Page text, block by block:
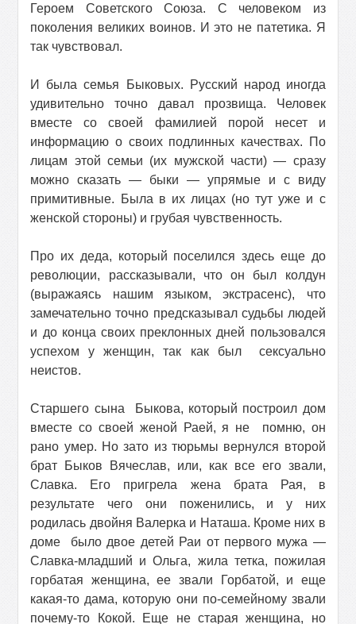
Героем Советского Союза. С человеком из
поколения великих воинов. И это не патетика. Я
так чувствовал.
И была семья Быковых. Русский народ иногда
удивительно точно давал прозвища. Человек
вместе со своей фамилией порой несет и
информацию о своих подлинных качествах. По
лицам этой семьи (их мужской части) — сразу
можно сказать — быки — упрямые и с виду
примитивные. Была в их лицах (но тут уже и с
женской стороны) и грубая чувственность.
Про их деда, который поселился здесь еще до
революции, рассказывали, что он был колдун
(выражаясь нашим языком, экстрасенс), что
замечательно точно предсказывал судьбы людей
и до конца своих преклонных дней пользовался
успехом у женщин, так как был
сексуально
неистов.
Старшего сына
Быкова, который построил дом
вместе со своей женой Раей, я не
помню, он
рано умер. Но зато из тюрьмы вернулся второй
брат Быков Вячеслав, или, как все его звали,
Славка. Его пригрела жена брата Рая, в
результате чего они поженились, и у них
родилась двойня Валерка и Наташа. Кроме них в
доме
было двое детей Раи от первого мужа —
Славка-младший и Ольга, жила тетка, пожилая
горбатая женщина, ее звали Горбатой, и еще
какая-то дама, которую они по-семейному звали
почему-то Кокой. Еще не старая женщина, но